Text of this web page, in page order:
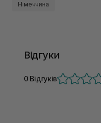
Німеччина
Відгуки
0 Відгуків